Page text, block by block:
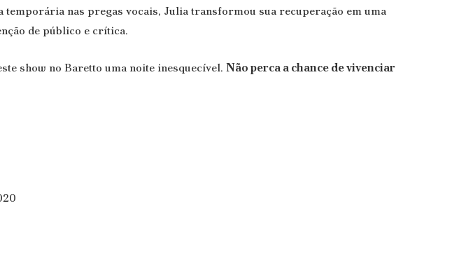
nas pregas vocais, Julia transformou sua recuperação em uma
de público e crítica.
show no Baretto uma noite inesquecível. Não perca a chance de vivenciar